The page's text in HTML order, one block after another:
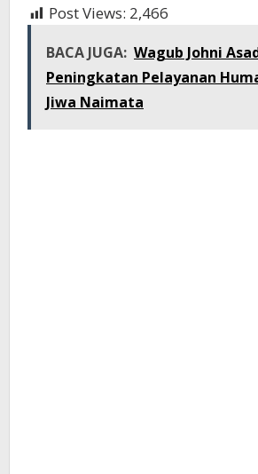
Post Views: 2,466
BACA JUGA: Wagub Johni
Peningkatan Pelayanan
Jiwa Naimata